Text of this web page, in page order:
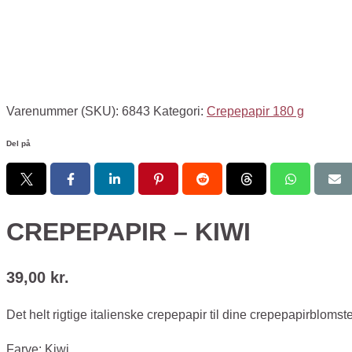
Varenummer (SKU): 6843 Kategori: Crepepapir 180 g
Del på
CREPEPAPIR – KIWI
39,00 kr.
Det helt rigtige italienske crepepapir til dine
Farve: Kiwi